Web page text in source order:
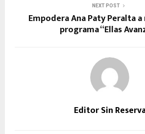
NEXT POST
Empodera Ana Paty Peralta
programa “Ellas
Editor Sin